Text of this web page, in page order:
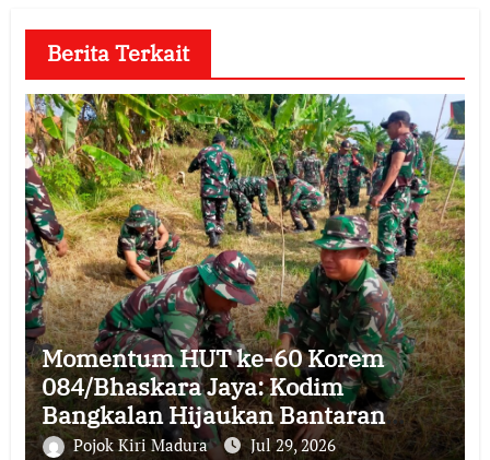
Berita Terkait
Momentum HUT ke-60 Korem
084/Bhaskara Jaya: Kodim
Bangkalan Hijaukan Bantaran
Sungai Bancaran
Pojok Kiri Madura Jul 29, 2026